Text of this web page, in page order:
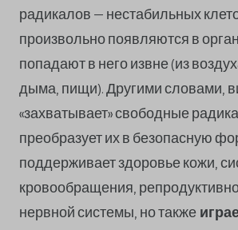
радикалов – нестабильных
произвольно появляются в
попадают в него извне (из
дыма, пищи). Другими словами,
«захватывает» свободные
преобразует их в безопасную
поддерживает здоровье кожи,
кровообращения,
нервной системы, но также